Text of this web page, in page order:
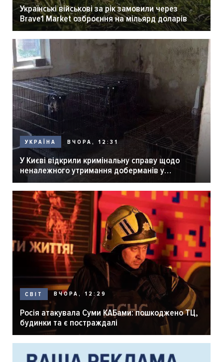
Українські військові за рік замовили через
Brave1 Market озброєння на мільярд доларів
УКРАЇНА ВЧОРА, 12:31
У Києві відкрили кримінальну справу щодо
неналежного утримання доберманів у
розпліднику
СВІТ ВЧОРА, 12:29
Росія атакувала Суми КАБами: пошкоджено ТЦ,
будинки та є постраждалі